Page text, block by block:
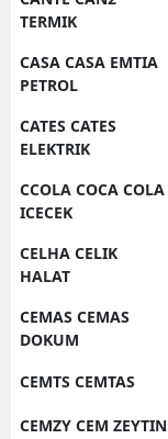
TERMIK
CASA CASA EMTIA
PETROL
CATES CATES
ELEKTRIK
CCOLA COCA COLA
ICECEK
CELHA CELIK
HALAT
CEMAS CEMAS
DOKUM
CEMTS CEMTAS
CEMZY CEM ZEYTIN